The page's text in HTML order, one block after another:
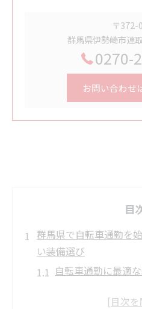
〒372-
群馬県伊勢崎市連
0270-
お問い合わせ
目
群馬県で自転車通勤を
い装備選び
自転車通勤に最適